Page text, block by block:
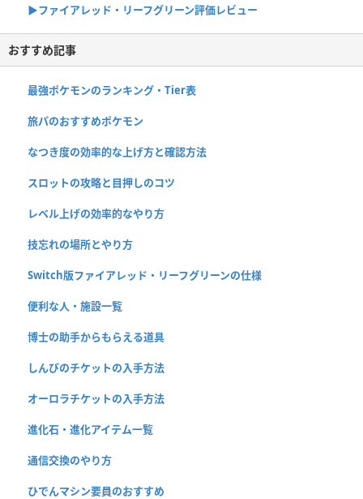
▶︎ファイアレッド・リーフグリーン評価レビュー
おすすめ記事
最強ポケモンのランキング・Tier表
旅パのおすすめポケモン
なつき度の効率的な上げ方と確認方法
スロットの攻略と目押しのコツ
レベル上げの効率的なやり方
技忘れの場所とやり方
Switch版ファイアレッド・リーフグリーンの仕様
便利な人・施設一覧
博士の助手からもらえる道具
しんぴのチケットの入手方法
オーロラチケットの入手方法
進化石・進化アイテム一覧
通信交換のやり方
ひでんマシン要員のおすすめ